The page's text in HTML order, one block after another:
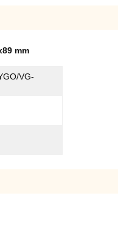
mm
VG-